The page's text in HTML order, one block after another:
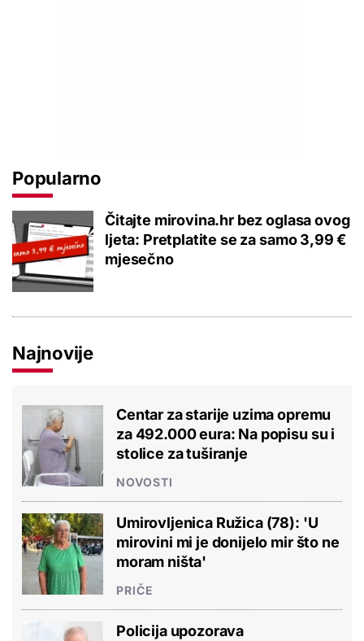
Popularno
Čitajte mirovina.hr bez oglasa ovog
ljeta: Pretplatite se za samo 3,99 €
mjesečno
Najnovije
Centar za starije uzima opremu
za 492.000 eura: Na popisu su i
stolice za tuširanje
NOVOSTI
Umirovljenica Ružica (78): 'U
mirovini mi je donijelo mir što ne
moram ništa'
PRIČE
Policija upozorava